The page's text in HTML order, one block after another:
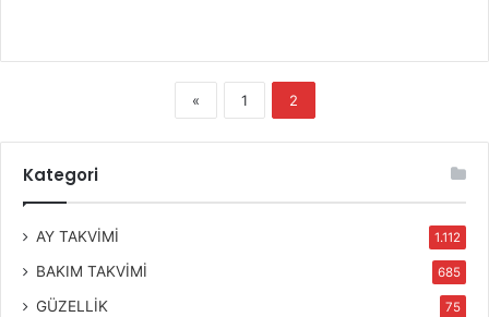
« 1 2
Kategori
AY TAKVİMİ 1.112
BAKIM TAKVİMİ 685
GÜZELLİK 75